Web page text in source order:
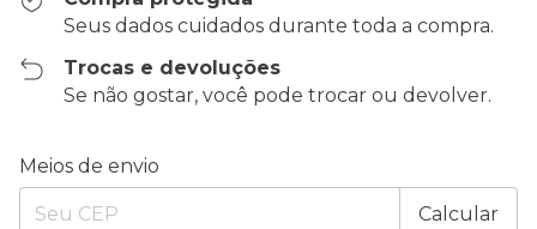
Seus dados cuidados durante toda a compra.
Trocas e devoluções
Se não gostar, você pode trocar ou devolver.
Entregas para o CEP:
Meios de envio
Calcular